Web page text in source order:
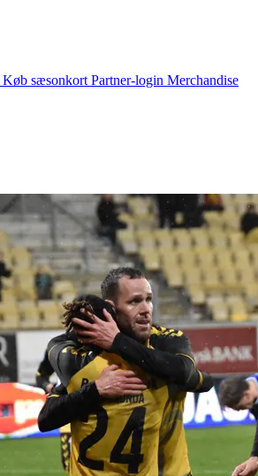
Køb sæsonkort Partner-login Merchandise